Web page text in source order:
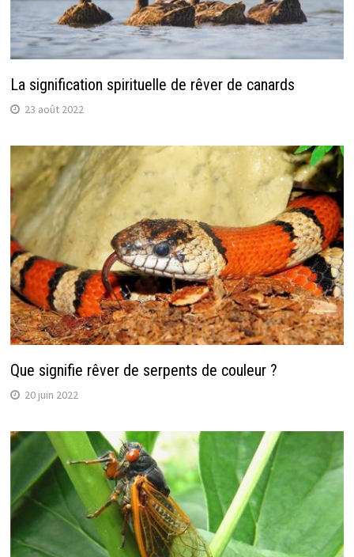
La signification spirituelle de rêver de canards
23 août 2022
Que signifie rêver de serpents de couleur ?
20 juin 2022